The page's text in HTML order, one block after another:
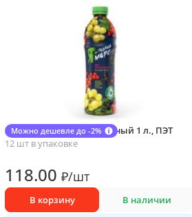
Можно дешевле до -2%
Морс ЯМорс мультиягодный 1 л., ПЭТ
12 шт в упаковке
118.00 ₽/шт
В корзину В наличии